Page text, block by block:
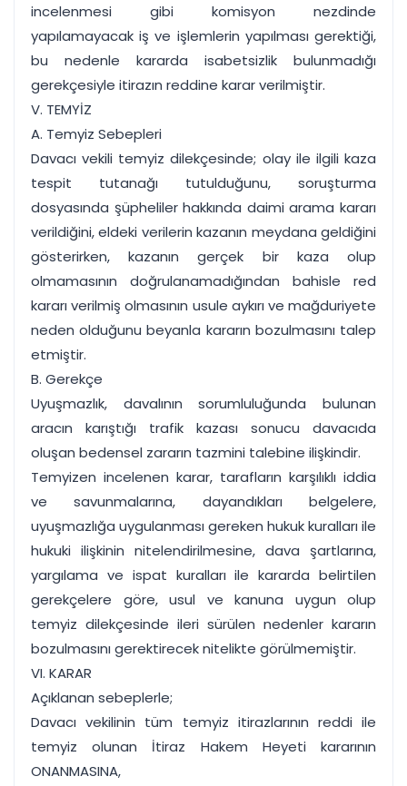
incelenmesi gibi komisyon nezdinde
yapılamayacak iş ve işlemlerin yapılması gerektiği,
bu nedenle kararda isabetsizlik bulunmadığı
gerekçesiyle itirazın reddine karar verilmiştir.
V. TEMYİZ
A. Temyiz Sebepleri
Davacı vekili temyiz dilekçesinde; olay ile ilgili kaza
tespit tutanağı tutulduğunu, soruşturma
dosyasında şüpheliler hakkında daimi arama kararı
verildiğini, eldeki verilerin kazanın meydana geldiğini
gösterirken, kazanın gerçek bir kaza olup
olmamasının doğrulanamadığından bahisle red
kararı verilmiş olmasının usule aykırı ve mağduriyete
neden olduğunu beyanla kararın bozulmasını talep
etmiştir.
B. Gerekçe
Uyuşmazlık, davalının sorumluluğunda bulunan
aracın karıştığı trafik kazası sonucu davacıda
oluşan bedensel zararın tazmini talebine ilişkindir.
Temyizen incelenen karar, tarafların karşılıklı iddia
ve savunmalarına, dayandıkları belgelere,
uyuşmazlığa uygulanması gereken hukuk kuralları ile
hukuki ilişkinin nitelendirilmesine, dava şartlarına,
yargılama ve ispat kuralları ile kararda belirtilen
gerekçelere göre, usul ve kanuna uygun olup
temyiz dilekçesinde ileri sürülen nedenler kararın
bozulmasını gerektirecek nitelikte görülmemiştir.
VI. KARAR
Açıklanan sebeplerle;
Davacı vekilinin tüm temyiz itirazlarının reddi ile
temyiz olunan İtiraz Hakem Heyeti kararının
ONANMASINA,